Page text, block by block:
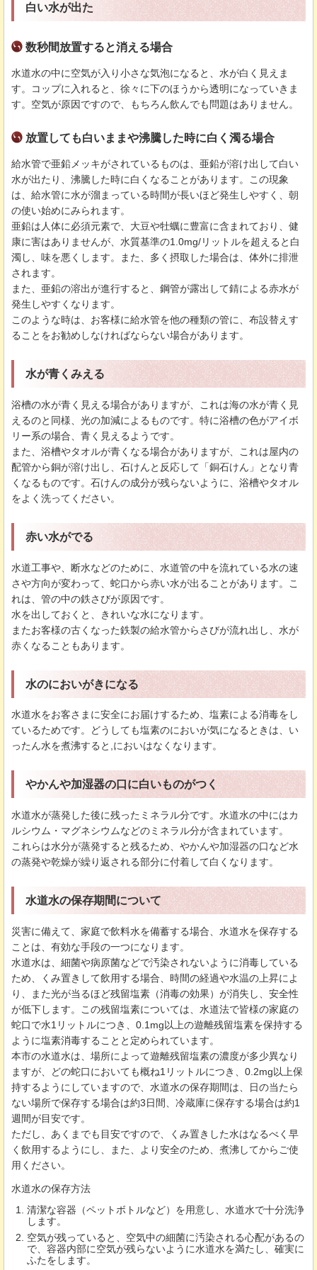
白い水が出た
数秒間放置すると消える場合
水道水の中に空気が入り小さな気泡になると、水が白く見えま
す。コップに入れると、徐々に下のほうから透明になっていきま
す。空気が原因ですので、もちろん飲んでも問題はありません。
放置しても白いままや沸騰した時に白く濁る場合
給水管で亜鉛メッキがされているものは、亜鉛が溶け出して白い
水が出たり、沸騰した時に白くなることがあります。この現象
は、給水管に水が溜まっている時間が長いほど発生しやすく、朝
の使い始めにみられます。
亜鉛は人体に必須元素で、大豆や牡蠣に豊富に含まれており、健
康に害はありませんが、水質基準の1.0mg/リットルを超えると白
濁し、味を悪くします。また、多く摂取した場合は、体外に排泄
されます。
また、亜鉛の溶出が進行すると、鋼管が露出して錆による赤水が
発生しやすくなります。
このような時は、お客様に給水管を他の種類の管に、布設替えす
ることをお勧めしなければならない場合があります。
水が青くみえる
浴槽の水が青く見える場合がありますが、これは海の水が青く見
えるのと同様、光の加減によるものです。特に浴槽の色がアイボ
リー系の場合、青く見えるようです。
また、浴槽やタオルが青くなる場合がありますが、これは屋内の
配管から銅が溶け出し、石けんと反応して「銅石けん」となり青
くなるものです。石けんの成分が残らないように、浴槽やタオル
をよく洗ってください。
赤い水がでる
水道工事や、断水などのために、水道管の中を流れている水の速
さや方向が変わって、蛇口から赤い水が出ることがあります。こ
れは、管の中の鉄さびが原因です。
水を出しておくと、きれいな水になります。
またお客様の古くなった鉄製の給水管からさびが流れ出し、水が
赤くなることもあります。
水のにおいがきになる
水道水をお客さまに安全にお届けするため、塩素による消毒をし
ているためです。どうしても塩素のにおいが気になるときは、い
ったん水を煮沸すると,においはなくなります。
やかんや加湿器の口に白いものがつく
水道水が蒸発した後に残ったミネラル分です。水道水の中にはカ
ルシウム・マグネシウムなどのミネラル分が含まれています。
これらは水分が蒸発すると残るため、やかんや加湿器の口など水
の蒸発や乾燥が繰り返される部分に付着して白くなります。
水道水の保存期間について
災害に備えて、家庭で飲料水を備蓄する場合、水道水を保存する
ことは、有効な手段の一つになります。
水道水は、細菌や病原菌などで汚染されないように消毒している
ため、くみ置きして飲用する場合、時間の経過や水温の上昇によ
り、また光が当るほど残留塩素（消毒の効果）が消失し、安全性
が低下します。この残留塩素については、水道法で皆様の家庭の
蛇口で水1リットルにつき、0.1mg以上の遊離残留塩素を保持する
ように塩素消毒することと定められています。
本市の水道水は、場所によって遊離残留塩素の濃度が多少異なり
ますが、どの蛇口においても概ね1リットルにつき、0.2mg以上保
持するようにしていますので、水道水の保存期間は、日の当たら
ない場所で保存する場合は約3日間、冷蔵庫に保存する場合は約1
週間が目安です。
ただし、あくまでも目安ですので、くみ置きした水はなるべく早
く飲用するようにし、また、より安全のため、煮沸してからご使
用ください。
水道水の保存方法
清潔な容器（ペットボトルなど）を用意し、水道水で十分洗浄
します。
空気が残っていると、空気中の細菌に汚染される心配があるの
で、容器内部に空気が残らないように水道水を満たし、確実に
ふたをします。